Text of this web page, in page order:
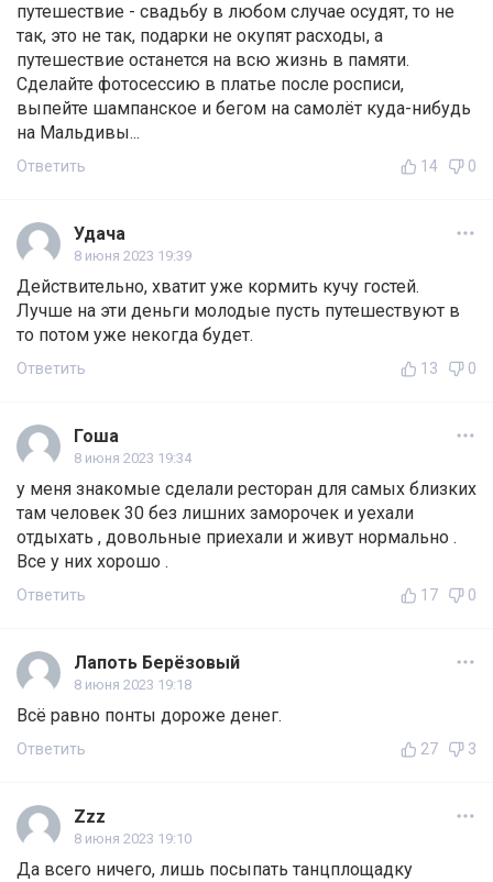
путешествие - свадьбу в любом случае осудят, то не
так, это не так, подарки не окупят расходы, а
путешествие останется на всю жизнь в памяти.
Сделайте фотосессию в платье после росписи,
выпейте шампанское и бегом на самолёт куда-нибудь
на Мальдивы...
Ответить 14 0
Удача
8 июня 2023 19:39
Действительно, хватит уже кормить кучу гостей.
Лучше на эти деньги молодые пусть путешествуют в
то потом уже некогда будет.
Ответить 13 0
Гоша
8 июня 2023 19:34
у меня знакомые сделали ресторан для самых близких
там человек 30 без лишних заморочек и уехали
отдыхать , довольные приехали и живут нормально .
Все у них хорошо .
Ответить 17 0
Лапоть Берёзовый
8 июня 2023 19:18
Всё равно понты дороже денег.
Ответить 27 3
Zzz
8 июня 2023 19:10
Да всего ничего, лишь посыпать танцплощадку